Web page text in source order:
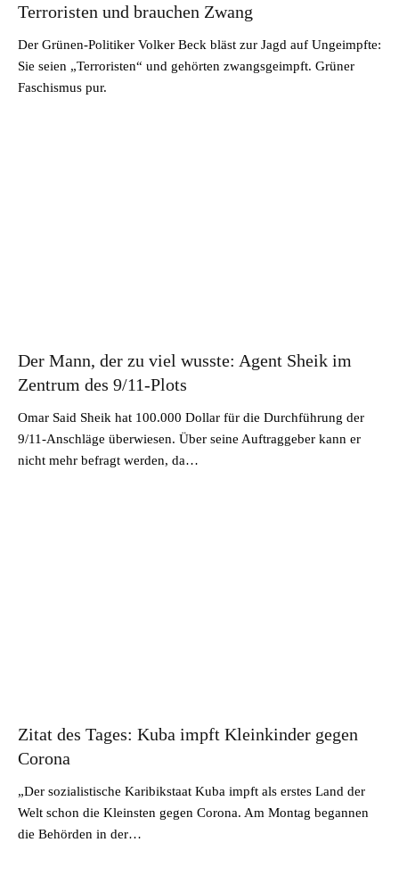
Terroristen und brauchen Zwang
Der Grünen-Politiker Volker Beck bläst zur Jagd auf Ungeimpfte:
Sie seien „Terroristen“ und gehörten zwangsgeimpft. Grüner
Faschismus pur.
Der Mann, der zu viel wusste: Agent Sheik im
Zentrum des 9/11-Plots
Omar Said Sheik hat 100.000 Dollar für die Durchführung der
9/11-Anschläge überwiesen. Über seine Auftraggeber kann er
nicht mehr befragt werden, da…
Zitat des Tages: Kuba impft Kleinkinder gegen
Corona
„Der sozialistische Karibikstaat Kuba impft als erstes Land der
Welt schon die Kleinsten gegen Corona. Am Montag begannen
die Behörden in der…